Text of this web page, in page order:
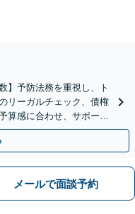
】予防法務を重視し、ト
リーガルチェック、債権
算感に合わせ、サポート
ポット相談可】
メールで面談予約